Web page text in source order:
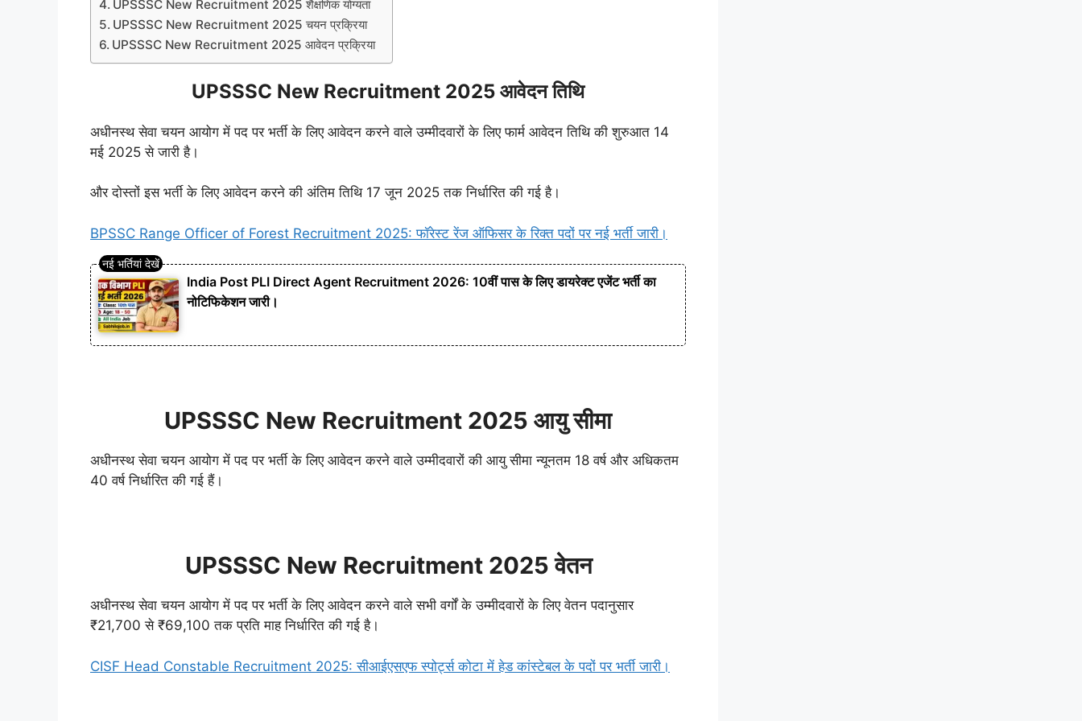
UPSSSC New Recruitment 2025 शैक्षणिक योग्यता
UPSSSC New Recruitment 2025 चयन प्रक्रिया
UPSSSC New Recruitment 2025 आवेदन प्रक्रिया
UPSSSC New Recruitment 2025 आवेदन तिथि
अधीनस्थ सेवा चयन आयोग में पद पर भर्ती के लिए आवेदन करने वाले उम्मीदवारों के लिए फार्म आवेदन तिथि की शुरुआत 14
मई 2025 से जारी है।
और दोस्तों इस भर्ती के लिए आवेदन करने की अंतिम तिथि 17 जून 2025 तक निर्धारित की गई है।
BPSSC Range Officer of Forest Recruitment 2025: फॉरेस्ट रेंज ऑफिसर के रिक्त पदों पर नई भर्ती जारी।
India Post PLI Direct Agent Recruitment 2026: 10वीं पास के लिए डायरेक्ट एजेंट भर्ती का
नोटिफिकेशन जारी।
UPSSSC New Recruitment 2025 आयु सीमा
अधीनस्थ सेवा चयन आयोग में पद पर भर्ती के लिए आवेदन करने वाले उम्मीदवारों की आयु सीमा न्यूनतम 18 वर्ष और अधिकतम
40 वर्ष निर्धारित की गई हैं।
UPSSSC New Recruitment 2025 वेतन
अधीनस्थ सेवा चयन आयोग में पद पर भर्ती के लिए आवेदन करने वाले सभी वर्गों के उम्मीदवारों के लिए वेतन पदानुसार
₹21,700 से ₹69,100 तक प्रति माह निर्धारित की गई है।
CISF Head Constable Recruitment 2025: सीआईएसएफ स्पोर्ट्स कोटा में हेड कांस्टेबल के पदों पर भर्ती जारी।